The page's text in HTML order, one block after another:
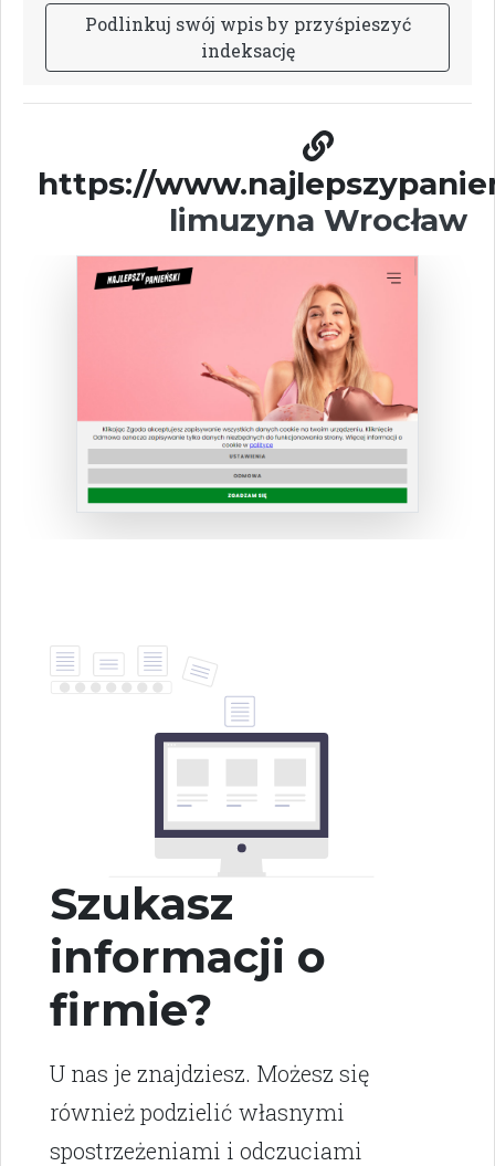
Podlinkuj swój wpisby przyśpieszyć
indeksację
https://
limuzyna Wrocław
Szukasz
informacji o
firmie?
U nas je znajdziesz. Możesz się
również podzielić własnymi
spostrzeżeniami i odczuciami